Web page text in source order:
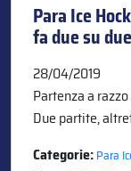
Para Ice
fa due su
28/04/2019
Partenza a
Due partite,
Categorie:Para